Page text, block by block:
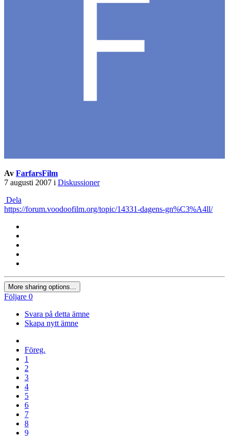
Av FarfarsFilm
7 augusti 2007 i Diskussioner
Dela
https://forum.voodoofilm.org/topic/14331-dagens-gn%C3%A4ll/
More sharing options...
Följare 0
Svara på detta ämne
Skapa nytt ämne
Föreg.
1
2
3
4
5
6
7
8
9